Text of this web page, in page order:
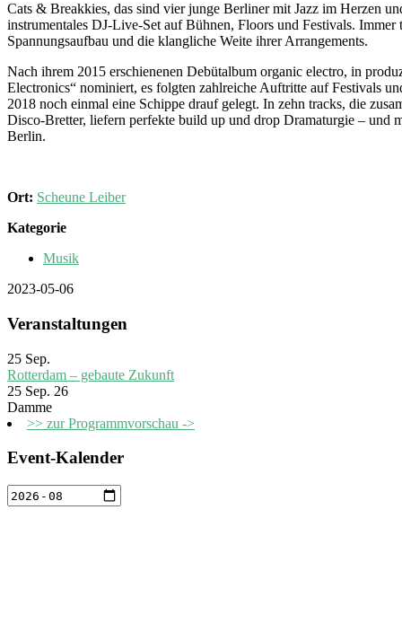
Cats & Breakkies, das sind vier junge Berliner mit Jazz im Herzen
instrumentales DJ-Live-Set auf Bühnen, Floors und Festivals.
Spannungsaufbau und die klangliche Weite ihrer Arrangements.
Nach ihrem 2015 erschienenen Debütalbum organic electro, in
Electronics“ nominiert, es folgten zahlreiche Auftritte auf Festivals
2018 noch einmal eine Schippe drauf gelegt. In zehn tracks, die
Disco-Bretter, liefern perfekte build up und drop Dramaturgie – und
Berlin.
Ort: Scheune Leiber
Kategorie
Musik
2023-05-06
Veranstaltungen
25 Sep.
Rotterdam – gebaute Zukunft
25 Sep. 26
Damme
>> zur Programmvorschau ->
Event-Kalender